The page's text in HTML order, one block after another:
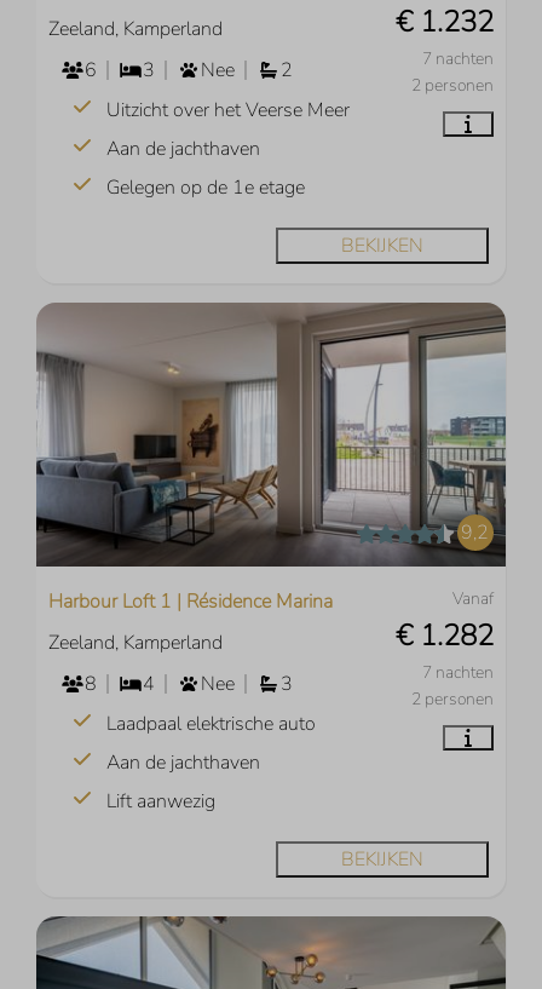
€ 1.232
7 nachten
2 personen
Zeeland, Kamperland
6
3 Nee
2
Uitzicht over het Veerse Meer
Aan de jachthaven
Gelegen op de 1e etage
BEKIJKEN
9,2
Vanaf
€ 1.282
7 nachten
2 personen
Harbour Loft 1 | Résidence Marina
Zeeland, Kamperland
8
4 Nee
3
Laadpaal elektrische auto
Aan de jachthaven
Lift aanwezig
BEKIJKEN